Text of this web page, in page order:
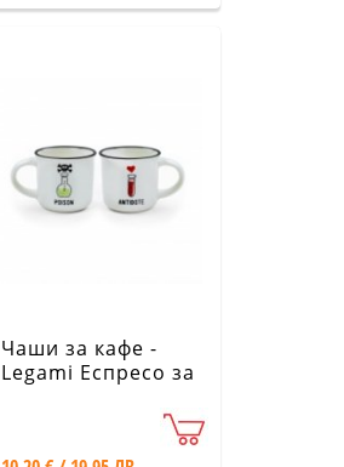
Чаши за кафе -
Legami Еспресо за
противоотрова